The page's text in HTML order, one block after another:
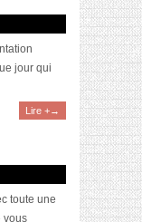
jour qui
Lire +→
: des étoiles
toute une
vous